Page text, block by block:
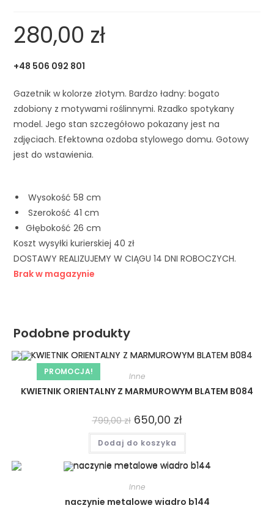
280,00 zł
+48 506 092 801
Gazetnik w kolorze złotym. Bardzo ładny: bogato
zdobiony z motywami roślinnymi. Rzadko spotykany
model. Jego stan szczegółowo pokazany jest na
zdjęciach. Efektowna ozdoba stylowego domu. Gotowy
jest do wstawienia.
Wysokość 58 cm
Szerokość 41 cm
Głębokość 26 cm
Koszt wysyłki kurierskiej 40 zł
DOSTAWY REALIZUJEMY W CIĄGU 14 DNI ROBOCZYCH.
Brak w magazynie
Podobne produkty
PROMOCJA! Inne
KWIETNIK ORIENTALNY Z MARMUROWYM BLATEM B084
799,00zł 650,00 zł
Dodaj do koszyka
Inne
naczynie metalowe wiadro b144